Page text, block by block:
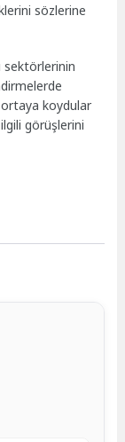
sözlerine
sektörlerinin
ortaya koydular
görüşlerini